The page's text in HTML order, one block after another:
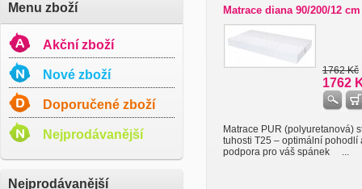
Menu zboží
Akční zboží
Nové zboží
Doporučené zboží
Nejprodávanější
Nejprodávanější
Matrace diana 90/200/12 cm
1762 Kč
1762
Matrace PUR (polyuretanová)
tuhosti T25 – optimální pohodlí
podpora pro váš spánek ...